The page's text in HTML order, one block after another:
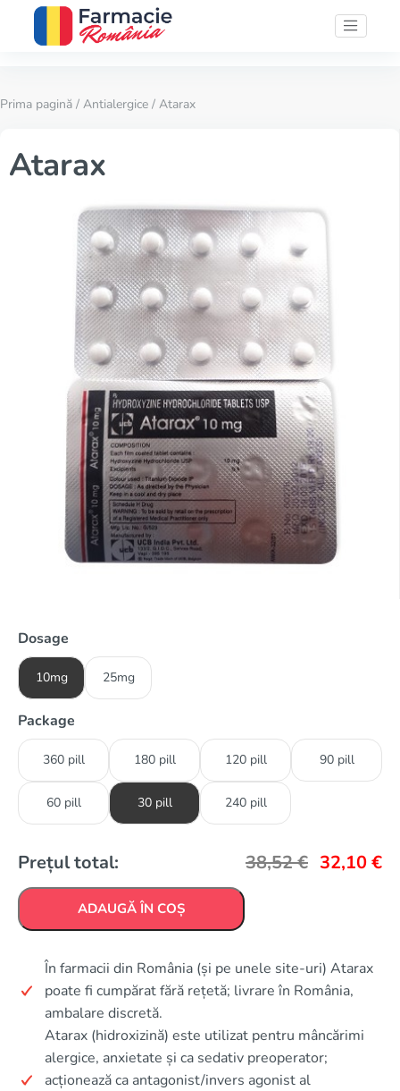
Prima pagină / Antialergice / Atarax
Atarax
Dosage
10mg 25mg
Package
360 pill 180 pill 120 pill 90 pill
60 pill 30 pill 240 pill
Prețul total: 38,52€ 32,10€
ADAUGĂ ÎN COȘ
În farmacii din România (și pe unele site‑uri) Atarax
poate fi cumpărat fără rețetă; livrare în România,
ambalare discretă.
Atarax (hidroxizină) este utilizat pentru mâncărimi
alergice, anxietate și ca sedativ preoperator;
acționează ca antagonist/invers agonist al